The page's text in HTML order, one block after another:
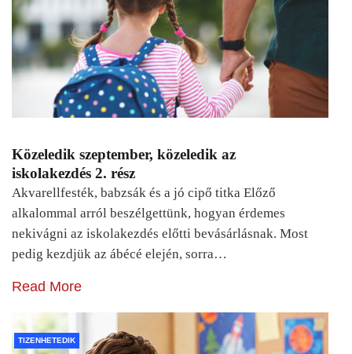
Közeledik szeptember, közeledik az
iskolakezdés 2. rész
Akvarellfesték, babzsák és a jó cipő titka Előző
alkalommal arról beszélgettünk, hogyan érdemes
nekivágni az iskolakezdés előtti bevásárlásnak. Most
pedig kezdjük az ábécé elején, sorra…
Read More
TIZENHETEDIK